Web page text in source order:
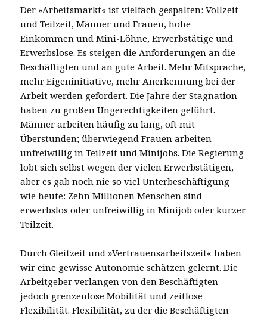
Der »Arbeitsmarkt« ist vielfach gespalten: Vollzeit
und Teilzeit, Männer und Frauen, hohe
Einkommen und Mini-Löhne, Erwerbstätige und
Erwerbslose. Es steigen die Anforderungen an die
Beschäftigten und an gute Arbeit. Mehr Mitsprache,
mehr Eigeninitiative, mehr Anerkennung bei der
Arbeit werden gefordert. Die Jahre der Stagnation
haben zu großen Ungerechtigkeiten geführt.
Männer arbeiten häufig zu lang, oft mit
Überstunden; überwiegend Frauen arbeiten
unfreiwillig in Teilzeit und Minijobs. Die Regierung
lobt sich selbst wegen der vielen Erwerbstätigen,
aber es gab noch nie so viel Unterbeschäftigung
wie heute: Zehn Millionen Menschen sind
erwerbslos oder unfreiwillig in Minijob oder kurzer
Teilzeit.
Durch Gleitzeit und »Vertrauensarbeitszeit« haben
wir eine gewisse Autonomie schätzen gelernt. Die
Arbeitgeber verlangen von den Beschäftigten
jedoch grenzenlose Mobilität und zeitlose
Flexibilität. Flexibilität, zu der die Beschäftigten